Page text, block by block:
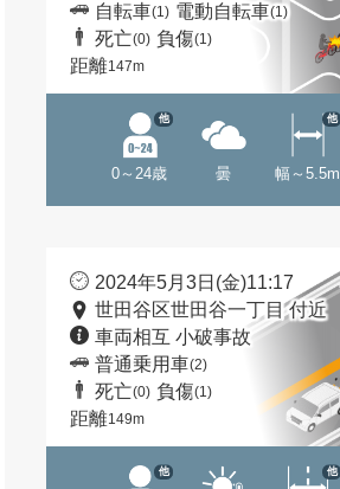
自転車(1) 電動自転車(1)
死亡(0) 負傷(1)
距離147m
0～24歳
他
曇 幅～5.5m
他
2024年5月3日(金)11:17
世田谷区世田谷一丁目 付近
車両相互 小破事故
普通乗用車(2)
死亡(0) 負傷(1)
距離149m
他 他